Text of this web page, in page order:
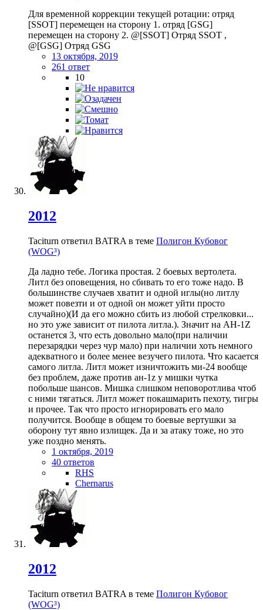
Для временной коррекции текущей ротации: отряд
[SSOT] перемещен на сторону 1. отряд [GSG]
перемещен на сторону 2. @[SSOT] Отряд SSOT ,
@[GSG] Отряд GSG
13 октября, 2019
261 ответ
10
2012
Taciturn ответил BATRA в теме Полигон Кубовог
(WOG³)
Да ладно тебе. Логика простая. 2 боевых вертолета.
Литл без оповещения, но сбивать то его тоже надо. В
большинстве случаев хватит и одной иглы(но литлу
может повезти и от одной он может уйти просто
случайно)(И да его можно сбить из любой стрелковки...
но это уже зависит от пилота литла.). Значит на AH-1Z
останется 3, что есть довольно мало(при наличии
перезарядки через чур мало) при наличии хоть немного
адекватного и более менее везучего пилота. Что касается
самого литла. Литл может изничтожить ми-24 вообще
без проблем, даже против ан-1z у мишки чутка
побольше шансов. Мишка слишком неповоротлива чтоб
с ними тягаться. Литл может покашмарить пехоту, тигры
и прочее. Так что просто игнорировать его мало
получится. Вообще в общем то боевые вертушки за
оборону тут явно излищек. Да и за атаку тоже, но это
уже поздно менять.
1 октября, 2019
40 ответов
RHS
Chernarus
2012
Taciturn ответил BATRA в теме Полигон Кубовог
(WOG³)